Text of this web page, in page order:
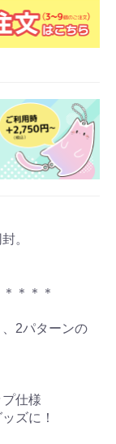
。
＊＊＊
2パターンの
仕様
ズに！